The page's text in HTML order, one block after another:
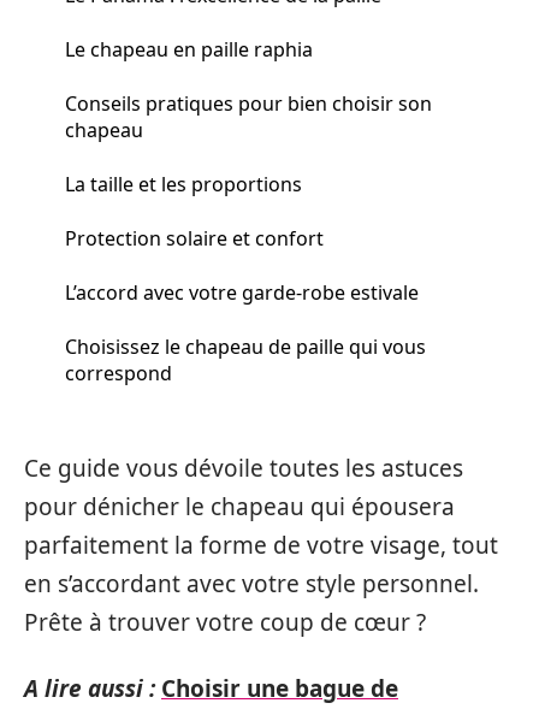
Le chapeau en paille raphia
Conseils pratiques pour bien choisir son
chapeau
La taille et les proportions
Protection solaire et confort
L’accord avec votre garde-robe estivale
Choisissez le chapeau de paille qui vous
correspond
Ce guide vous dévoile toutes les astuces
pour dénicher le chapeau qui épousera
parfaitement la forme de votre visage, tout
en s’accordant avec votre style personnel.
Prête à trouver votre coup de cœur ?
A lire aussi : Choisir une bague de